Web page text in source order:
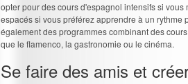
opter pour des cours d'espagnol intensifs si
espacés si vous préférez apprendre à un
également des programmes combinant des
que le flamenco, la gastronomie ou le cinéma.
Se faire des amis et